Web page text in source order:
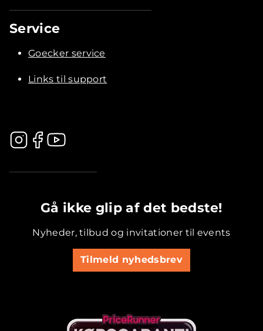
Service
Goecker service
Links til support
Gå ikke glip af det bedste!
Nyheder, tilbud og invitationer til events
Tilmeld nyhedsbrev